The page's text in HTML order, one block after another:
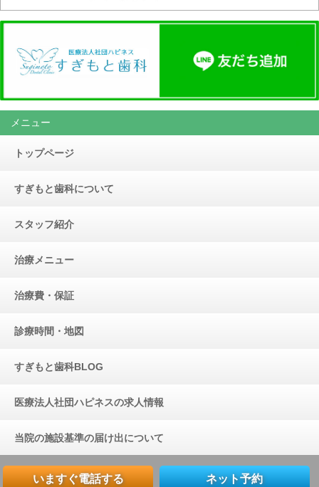
メニュー
トップページ
すぎもと歯科について
スタッフ紹介
治療メニュー
治療費・保証
診療時間・地図
すぎもと歯科BLOG
医療法人社団ハピネスの求人情報
当院の施設基準の届け出について
いますぐ電話する ネット予約